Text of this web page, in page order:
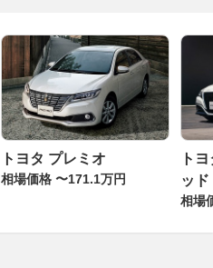
トヨタ プレミオ
相場価格 〜171.1万円
ト
ッド
相場